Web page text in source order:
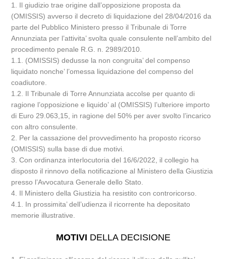
1. Il giudizio trae origine dall’opposizione proposta da
(OMISSIS) avverso il decreto di liquidazione del 28/04/2016 da
parte del Pubblico Ministero presso il Tribunale di Torre
Annunziata per l’attivita’ svolta quale consulente nell’ambito del
procedimento penale R.G. n. 2989/2010.
1.1. (OMISSIS) dedusse la non congruita’ del compenso
liquidato nonche’ l’omessa liquidazione del compenso del
coadiutore.
1.2. Il Tribunale di Torre Annunziata accolse per quanto di
ragione l’opposizione e liquido’ al (OMISSIS) l’ulteriore importo
di Euro 29.063,15, in ragione del 50% per aver svolto l’incarico
con altro consulente.
2. Per la cassazione del provvedimento ha proposto ricorso
(OMISSIS) sulla base di due motivi.
3. Con ordinanza interlocutoria del 16/6/2022, il collegio ha
disposto il rinnovo della notificazione al Ministero della Giustizia
presso l’Avvocatura Generale dello Stato.
4. Il Ministero della Giustizia ha resistito con controricorso.
4.1. In prossimita’ dell’udienza il ricorrente ha depositato
memorie illustrative.
MOTIVI DELLA DECISIONE